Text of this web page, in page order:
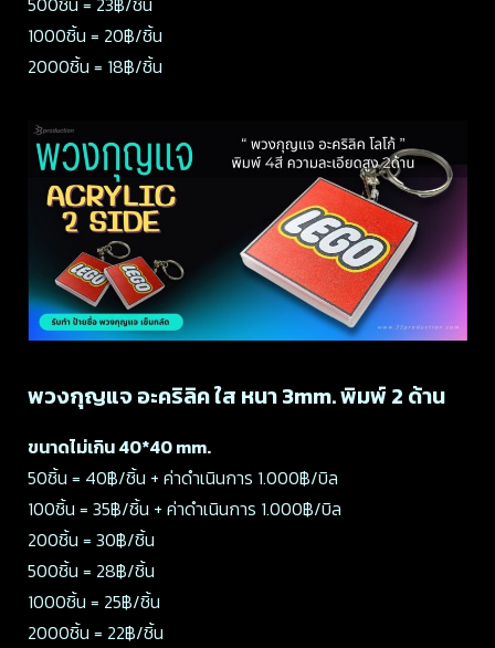
1000ชิ้น = 20฿/ชิ้น
2000ชิ้น = 18฿/ชิ้น
พวงกุญแจ อะคริลิค ใส หนา 3mm. พิมพ์ 2 ด้าน
ขนาดไม่เกิน 40*40 mm.
50ชิ้น = 40฿/ชิ้น + ค่าดำเนินการ 1.000฿/บิล
100ชิ้น = 35฿/ชิ้น + ค่าดำเนินการ 1.000฿/บิล
200ชิ้น = 30฿/ชิ้น
500ชิ้น = 28฿/ชิ้น
1000ชิ้น = 25฿/ชิ้น
2000ชิ้น = 22฿/ชิ้น